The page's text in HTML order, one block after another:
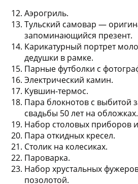
Аэрогриль.
Тульский самовар —
запоминающийся презент.
Карикатурный портрет
дедушки в рамке.
Парные футболки с
Электрический камин.
Кувшин-термос.
Пара блокнотов с выбитой
свадьбы 50 лет на обложках.
Набор столовых приборов
Пара откидных кресел.
Столик на колесиках.
Пароварка.
Набор хрустальных
позолотой.